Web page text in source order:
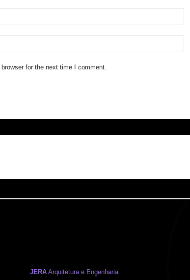
for the next time I comment.
JERAArquitetura e Engenharia